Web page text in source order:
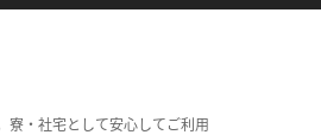
寮・社宅として安心してご利用